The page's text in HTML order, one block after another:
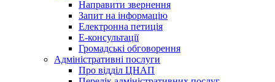
Направити звернення
Запит на інформацію
Електронна петиція
Е-консультації
Громадські обговорення
Адміністративні послуги
Про відділ ЦНАП